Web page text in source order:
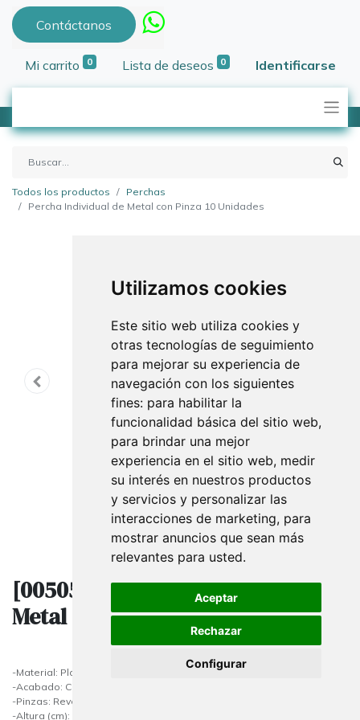
Utilizamos cookies
Este sitio web utiliza cookies y
otras tecnologías de seguimiento
para mejorar su experiencia de
navegación con los siguientes
fines: para habilitar la
funcionalidad básica del sitio web,
para brindar una mejor
experiencia en el sitio web, medir
su interés en nuestros productos
y servicios y personalizar las
interacciones de marketing, para
mostrar anuncios que sean más
relevantes para usted.
Aceptar
Rechazar
Configurar
Contáctanos
Mi carrito 0 Lista de deseos 0 Identificarse
Todos los productos
Perchas
Percha Individual de Metal con Pinza 10 Unidades
[005059] Percha Individual de
Metal con Pinza 10 Unidades
-Material: Plástico y metal
-Acabado: Cromado
-Pinzas: Revestimiento de goma
-Altura (cm): 11.5